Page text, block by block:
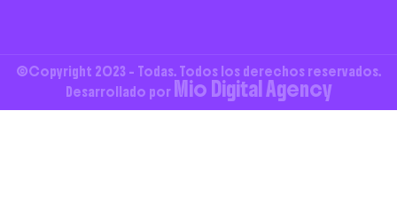
©Copyright 2023 - Todas. Todos los derechos reservados.
Desarrollado por Mio Digital Agency